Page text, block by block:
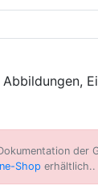
der
Shop erhältlich..